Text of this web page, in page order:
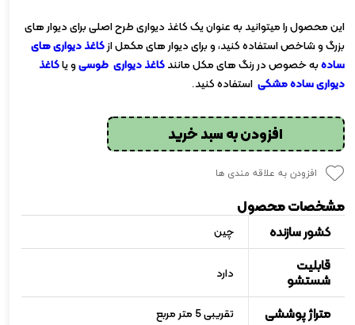
این محصول را میتوانید به عنوان یک کاغذ دیواری طرح اصلی برای دیوار های
بزرگ و شاخص استفاده کنید، و برای دیوار های مکمل ازکاغذ دیواری های
سادهبه خصوص در رنگ های مکل مانندکاغذ دیواری طوسیو یاکاغذ
دیواری سادهمشکی استفاده کنید.
افزودن به سبد خرید
افزودن به علاقه مندی ها
مشخصات محصول
کشور سازنده چین
قابلیت
شستشو دارد
متراژ پوششی تقریبی 5 متر مربع